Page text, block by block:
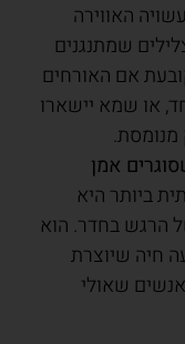
האווירה
שמתנגנים
אם האורחים
או שמא יישארו
מנומסת.
אמן
ביותר היא
הרגש בחדר. הוא
חיה שיוצרת
אנשים שאולי